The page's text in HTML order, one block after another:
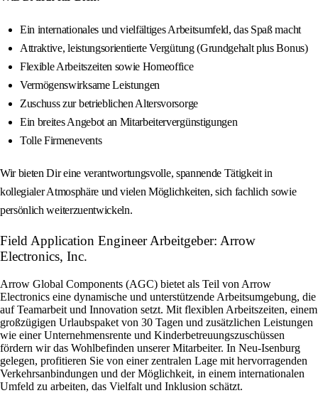
Ein internationales und vielfältiges Arbeitsumfeld, das Spaß macht
Attraktive, leistungsorientierte Vergütung (Grundgehalt plus Bonus)
Flexible Arbeitszeiten sowie Homeoffice
Vermögenswirksame Leistungen
Zuschuss zur betrieblichen Altersvorsorge
Ein breites Angebot an Mitarbeitervergünstigungen
Tolle Firmenevents
Wir bieten Dir eine verantwortungsvolle, spannende Tätigkeit in
kollegialer Atmosphäre und vielen Möglichkeiten, sich fachlich sowie
persönlich weiterzuentwickeln.
Field Application Engineer Arbeitgeber: Arrow
Electronics, Inc.
Arrow Global Components (AGC) bietet als Teil von Arrow
Electronics eine dynamische und unterstützende Arbeitsumgebung, die
auf Teamarbeit und Innovation setzt. Mit flexiblen Arbeitszeiten, einem
großzügigen Urlaubspaket von 30 Tagen und zusätzlichen Leistungen
wie einer Unternehmensrente und Kinderbetreuungszuschüssen
fördern wir das Wohlbefinden unserer Mitarbeiter. In Neu-Isenburg
gelegen, profitieren Sie von einer zentralen Lage mit hervorragenden
Verkehrsanbindungen und der Möglichkeit, in einem internationalen
Umfeld zu arbeiten, das Vielfalt und Inklusion schätzt.